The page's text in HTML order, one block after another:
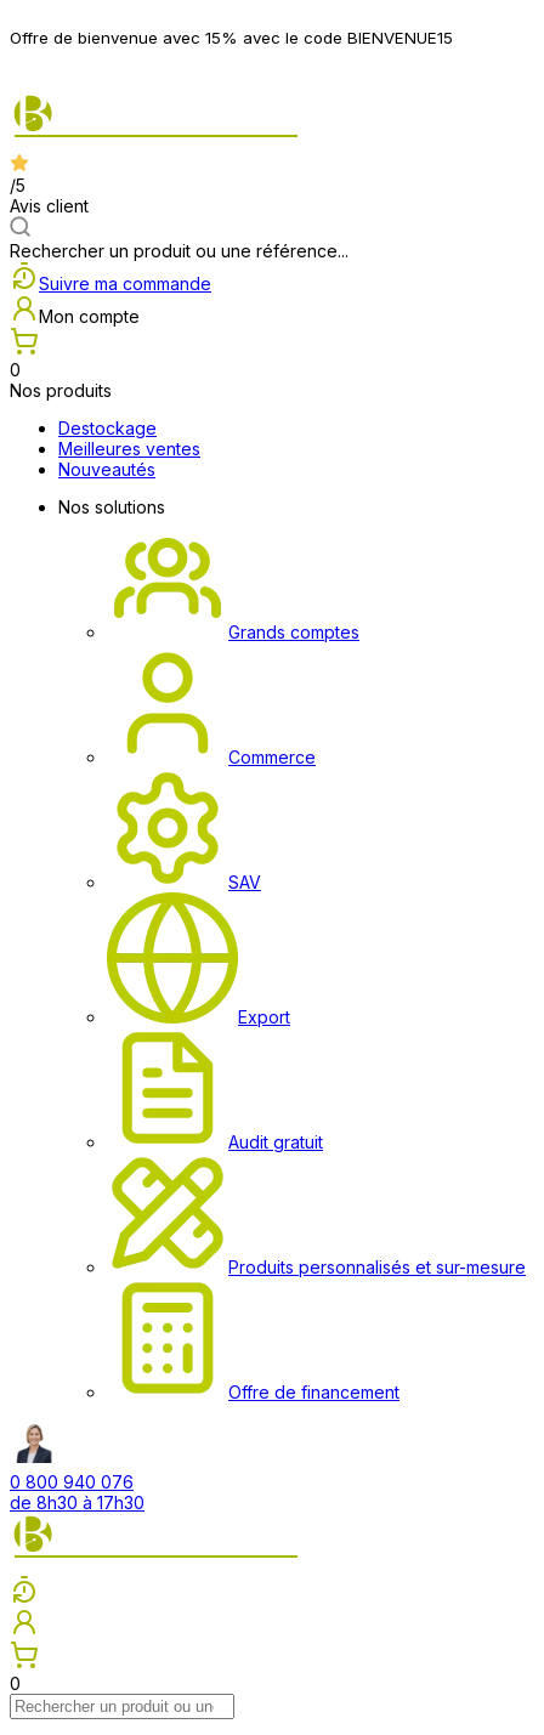
Offre de bienvenue avec 15% avec le code BIENVENUE15
/5
Avis client
Rechercher un produit ou une référence...
Suivre ma commande
Mon compte
0
Nos produits
Destockage
Meilleures ventes
Nouveautés
Nos solutions
Grands comptes
Commerce
SAV
Export
Audit gratuit
Produits personnalisés et sur-mesure
Offre de financement
0 800 940 076
de 8h30 à 17h30
0